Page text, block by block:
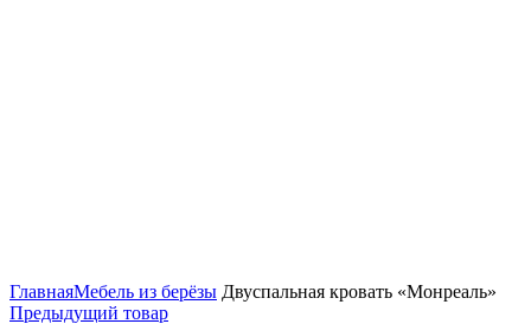
ГлавнаяМебель из берёзы Двуспальная кровать «Монреаль»
Предыдущий товар